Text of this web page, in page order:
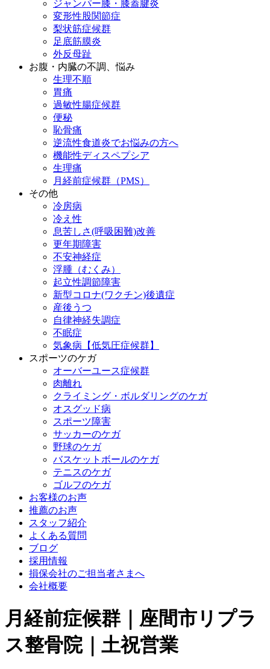
ジャンパー膝・膝蓋腱炎
変形性股関節症
梨状筋症候群
足底筋膜炎
外反母趾
お腹・内臓の不調、悩み
生理不順
胃痛
過敏性腸症候群
便秘
恥骨痛
逆流性食道炎でお悩みの方へ
機能性ディスペプシア
生理痛
月経前症候群（PMS）
その他
冷房病
冷え性
息苦しさ(呼吸困難)改善
更年期障害
不安神経症
浮腫（むくみ）
起立性調節障害
新型コロナ(ワクチン)後遺症
産後うつ
自律神経失調症
不眠症
気象病【低気圧症候群】
スポーツのケガ
オーバーユース症候群
肉離れ
クライミング・ボルダリングのケガ
オスグッド病
スポーツ障害
サッカーのケガ
野球のケガ
バスケットボールのケガ
テニスのケガ
ゴルフのケガ
お客様のお声
推薦のお声
スタッフ紹介
よくある質問
ブログ
採用情報
損保会社のご担当者さまへ
会社概要
月経前症候群｜座間市リプラ
ス整骨院｜土祝営業